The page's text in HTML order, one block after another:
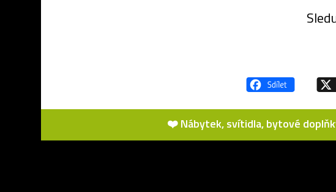
❤️ Nábytek, svítidla, bytové